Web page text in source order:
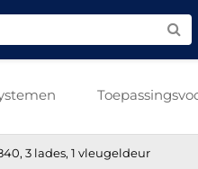
3 lades, 1 vleugeldeur